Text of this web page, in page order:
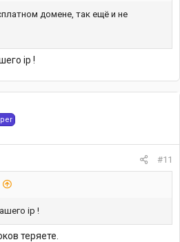
домене, так ещё и не
ip !
#11
ip !
теряете.